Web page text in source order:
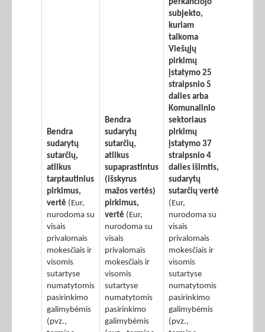
Bendra
sudarytų
sutarčių,
atlikus
tarptautinius
pirkimus,
vertė (Eur,
nurodoma su
visais
privalomais
mokesčiais ir
visomis
sutartyse
numatytomis
pasirinkimo
galimybėmis
(pvz.,
Bendra
sudarytų
sutarčių,
atlikus
supaprastintus
(išskyrus
mažos vertės)
pirkimus,
vertė (Eur,
nurodoma su
visais
privalomais
mokesčiais ir
visomis
sutartyse
numatytomis
pasirinkimo
galimybėmis
perkančiojo
subjekto,
kuriam
taikoma
Viešųjų
pirkimų
įstatymo 25
straipsnio 5
dalies arba
Komunalinio
sektoriaus
pirkimų
įstatymo 37
straipsnio 4
dalies išimtis,
sudarytų
sutarčių vertė
(Eur,
nurodoma su
visais
privalomais
mokesčiais ir
visomis
sutartyse
numatytomis
pasirinkimo
galimybėmis
(pvz.,